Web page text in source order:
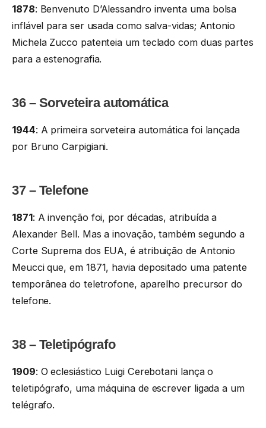
1878: Benvenuto D’Alessandro inventa uma bolsa
inflável para ser usada como salva-vidas; Antonio
Michela Zucco patenteia um teclado com duas partes
para a estenografia.
36 – Sorveteira automática
1944: A primeira sorveteira automática foi lançada
por Bruno Carpigiani.
37 – Telefone
1871: A invenção foi, por décadas, atribuída a
Alexander Bell. Mas a inovação, também segundo a
Corte Suprema dos EUA, é atribuição de Antonio
Meucci que, em 1871, havia depositado uma patente
temporânea do teletrofone, aparelho precursor do
telefone.
38 – Teletipógrafo
1909: O eclesiástico Luigi Cerebotani lança o
teletipógrafo, uma máquina de escrever ligada a um
telégrafo.